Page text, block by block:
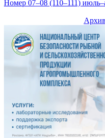
Номер 07–08 (110–111)